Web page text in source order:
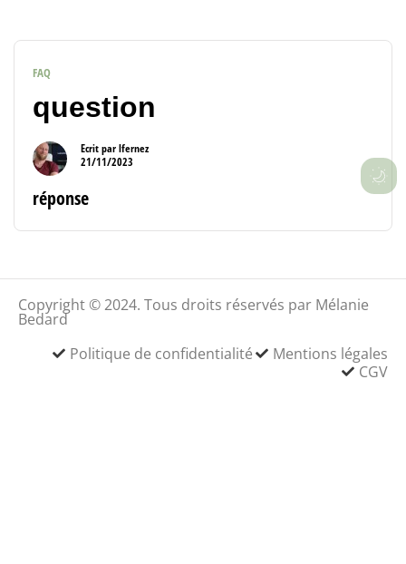
FAQ
question
Ecrit parlfernez
21/11/2023
réponse
Copyright © 2024. Tous droits réservés par Mélanie
Bedard
Politique de confidentialité
Mentions légales
CGV